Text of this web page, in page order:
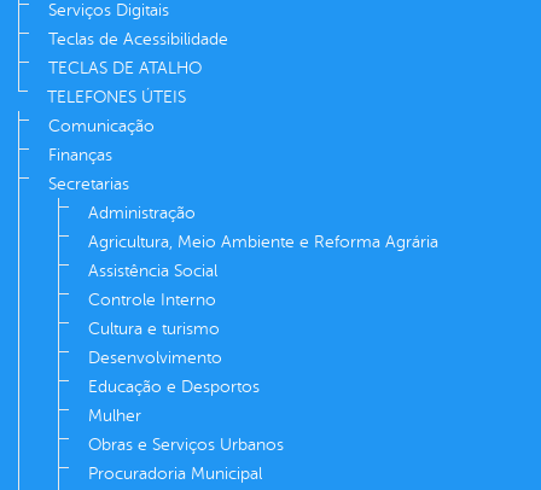
Serviços Digitais
Teclas de Acessibilidade
TECLAS DE ATALHO
TELEFONES ÚTEIS
Comunicação
Finanças
Secretarias
Administração
Agricultura, Meio Ambiente e Reforma Agrária
Assistência Social
Controle Interno
Cultura e turismo
Desenvolvimento
Educação e Desportos
Mulher
Obras e Serviços Urbanos
Procuradoria Municipal